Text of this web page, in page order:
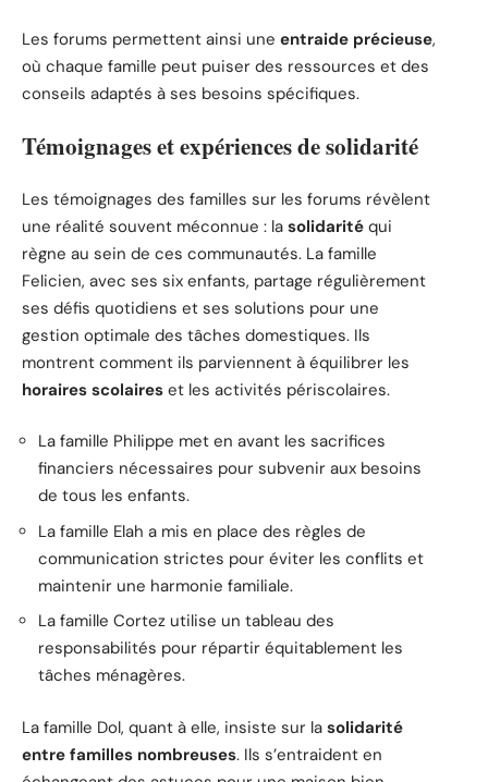
Les forums permettent ainsi une entraide précieuse,
où chaque famille peut puiser des ressources et des
conseils adaptés à ses besoins spécifiques.
Témoignages et expériences de solidarité
Les témoignages des familles sur les forums révèlent
une réalité souvent méconnue : la solidarité qui
règne au sein de ces communautés. La famille
Felicien, avec ses six enfants, partage régulièrement
ses défis quotidiens et ses solutions pour une
gestion optimale des tâches domestiques. Ils
montrent comment ils parviennent à équilibrer les
horaires scolaires et les activités périscolaires.
La famille Philippe met en avant les sacrifices
financiers nécessaires pour subvenir aux besoins
de tous les enfants.
La famille Elah a mis en place des règles de
communication strictes pour éviter les conflits et
maintenir une harmonie familiale.
La famille Cortez utilise un tableau des
responsabilités pour répartir équitablement les
tâches ménagères.
La famille Dol, quant à elle, insiste sur la solidarité
entre familles nombreuses. Ils s’entraident en